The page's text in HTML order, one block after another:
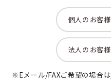
個人のお客様
法人のお客様
※Eメール/FAXご希望の場合は